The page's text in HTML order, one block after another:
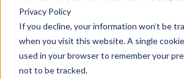
Privacy Policy
If you decline, your information won’t be
when you visit this website. A single
used in your browser to remember your
not to be tracked.
LABQUALITY EQAS
ACTH ja